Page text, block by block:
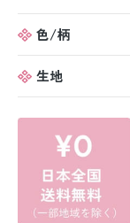
色/柄
生地